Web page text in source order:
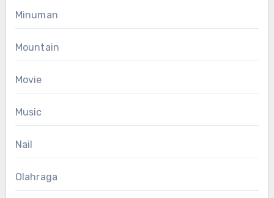
Minuman
Mountain
Movie
Music
Nail
Olahraga